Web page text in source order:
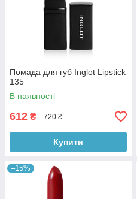
Помада для губ Inglot Lipstick
135
В наявності
612 ₴ 720 ₴
Купити
–15%